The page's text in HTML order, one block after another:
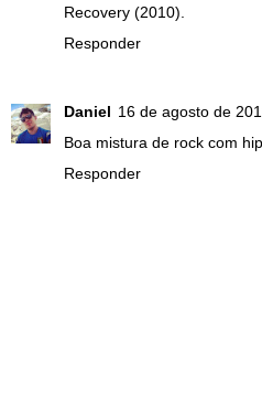
Recovery (2010).
Responder
Daniel 16 de agosto de
Boa mistura de rock com
Responder